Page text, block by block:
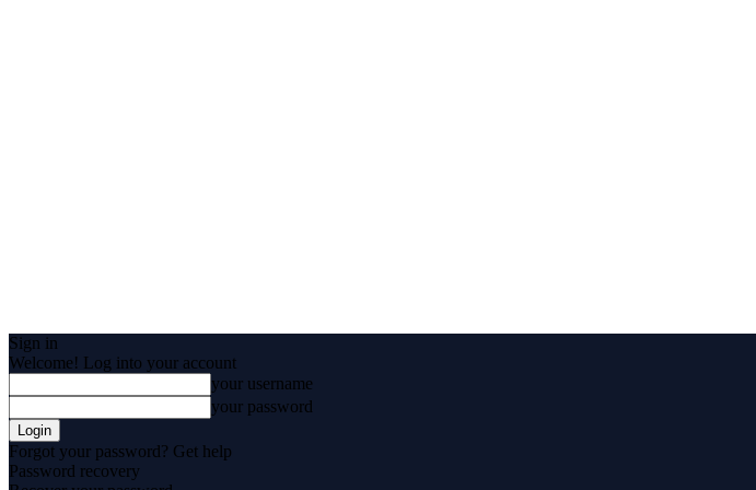
Sign in
Welcome! Log into your account
your username
your password
Forgot your password? Get help
Password recovery